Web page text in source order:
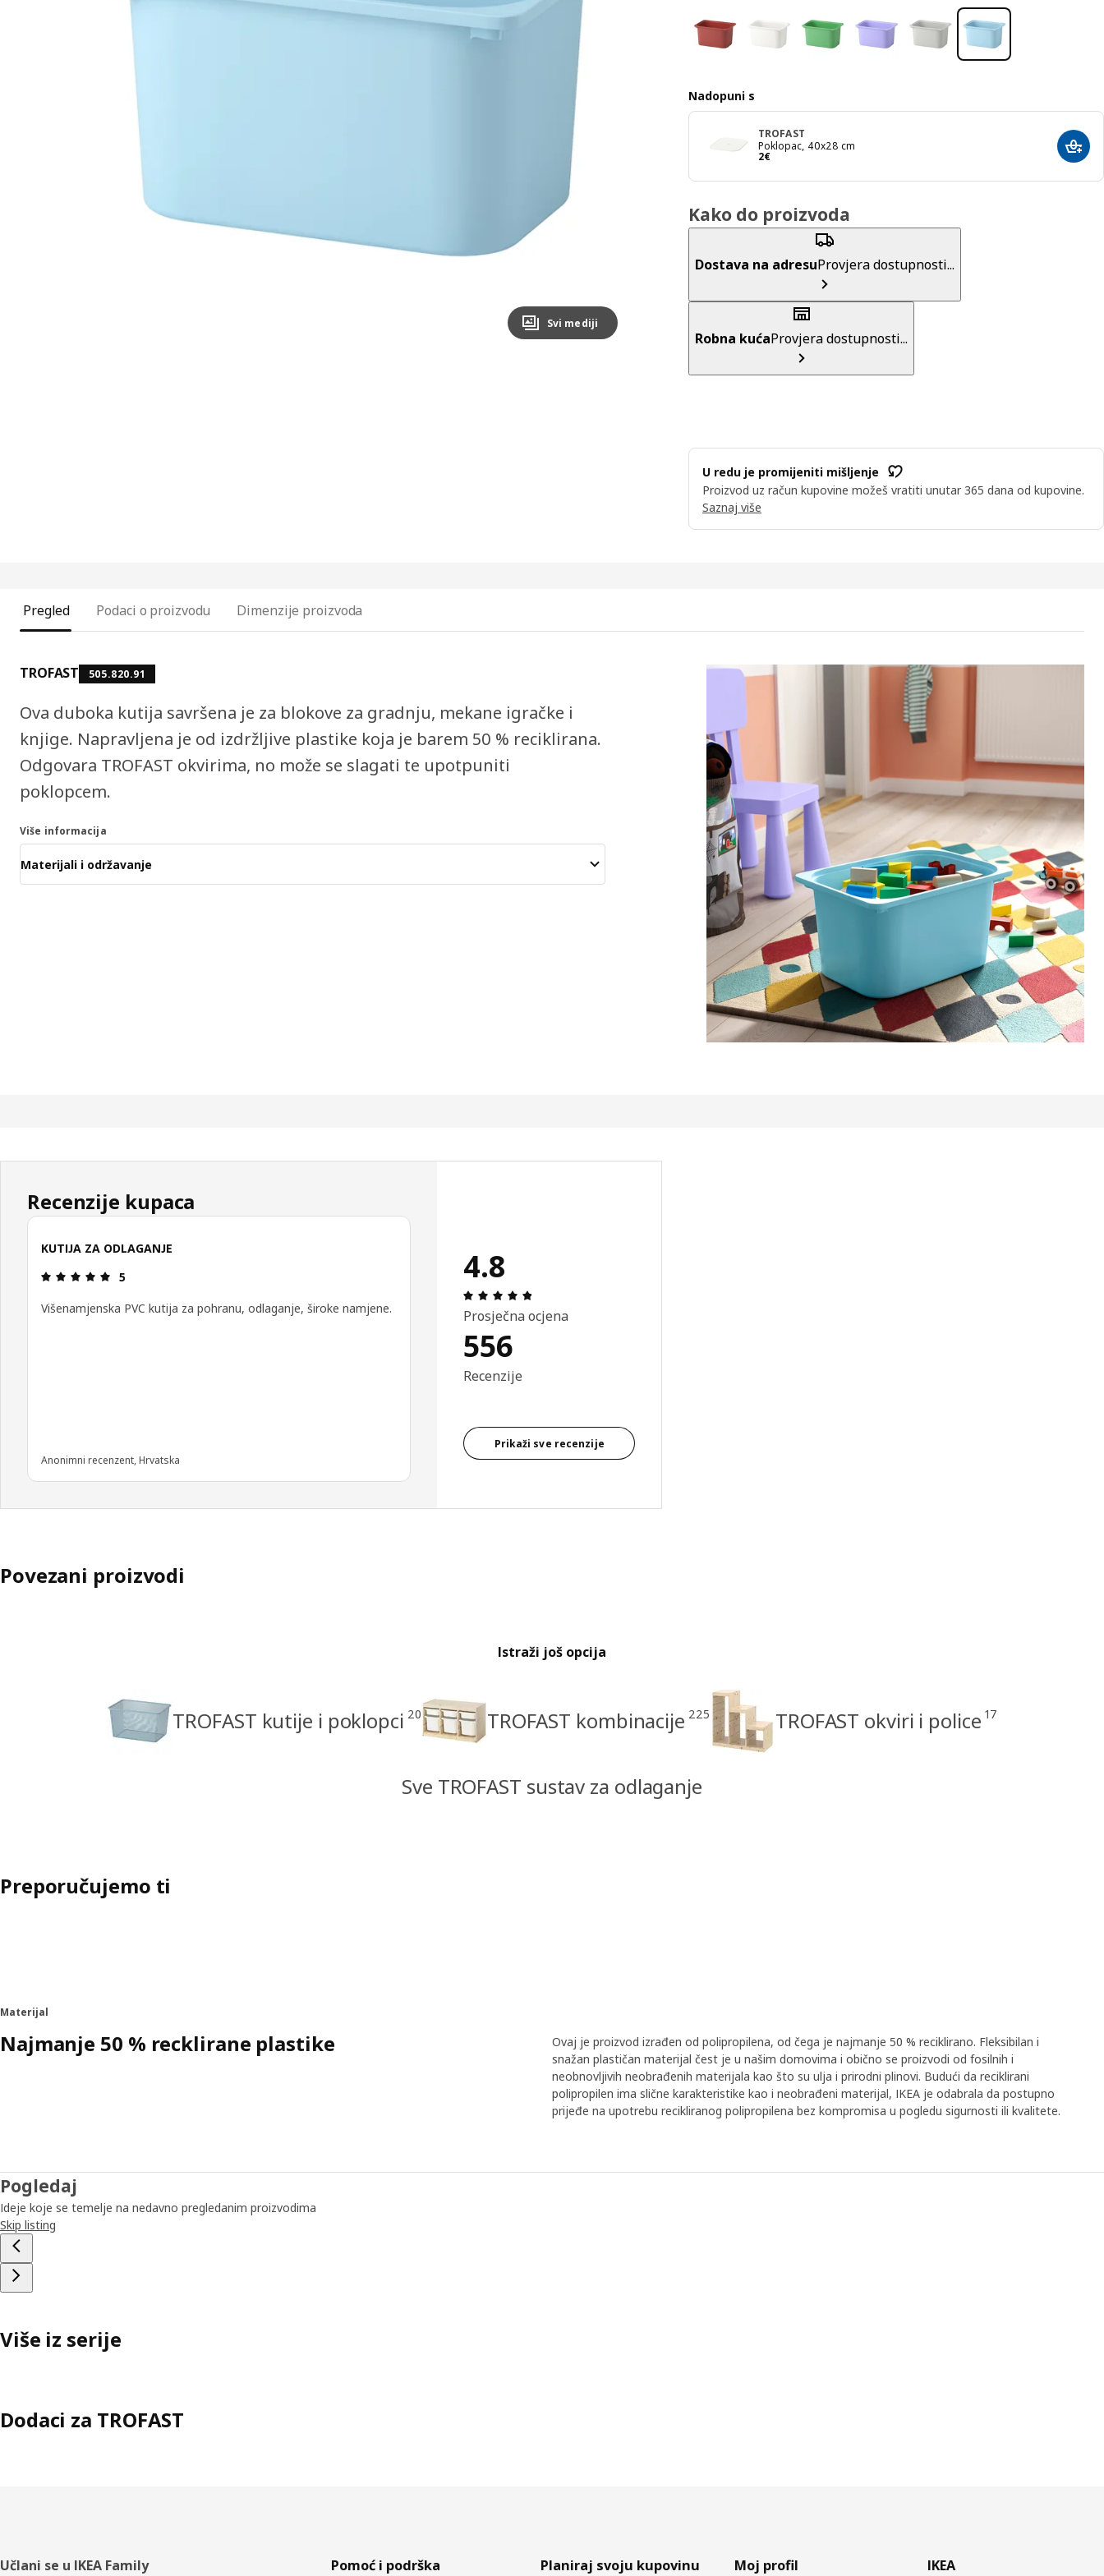
Svi mediji
Nadopuni s
TROFAST
Poklopac, 40x28 cm
2€
Cijena 2€
Kako do proizvoda
Dostava na adresuProvjera dostupnosti...
Robna kućaProvjera dostupnosti...
U redu je promijeniti mišljenje
Proizvod uz račun kupovine možeš vratiti unutar 365 dana od kupovine.
Saznaj više
Pregled Podaci o proizvodu Dimenzije proizvoda
TROFAST 505.820.91
Ova duboka kutija savršena je za blokove za gradnju, mekane igračke i
knjige. Napravljena je od izdržljive plastike koja je barem 50 % reciklirana.
Odgovara TROFAST okvirima, no može se slagati te upotpuniti
poklopcem.
Više informacija
Materijali i održavanje
Recenzije kupaca
KUTIJA ZA ODLAGANJE
Ocjena i recenzija: 5 od 5 zvjezdica.
5
Višenamjenska PVC kutija za pohranu, odlaganje, široke namjene.
Anonimni recenzent, Hrvatska
4.8
Prosječna ocjena
556
Recenzije
Prikaži sve recenzije
Povezani proizvodi
Istraži još opcija
TROFAST kutije i poklopci 20 TROFAST kombinacije 225 TROFAST okviri i police 17
Sve TROFAST sustav za odlaganje
Preporučujemo ti
Materijal
Najmanje 50 % recklirane plastike
Ovaj je proizvod izrađen od polipropilena, od čega je najmanje 50 % reciklirano. Fleksibilan i
snažan plastičan materijal čest je u našim domovima i obično se proizvodi od fosilnih i
neobnovljivih neobrađenih materijala kao što su ulja i prirodni plinovi. Budući da reciklirani
polipropilen ima slične karakteristike kao i neobrađeni materijal, IKEA je odabrala da postupno
prijeđe na upotrebu recikliranog polipropilena bez kompromisa u pogledu sigurnosti ili kvalitete.
Pogledaj
Ideje koje se temelje na nedavno pregledanim proizvodima
Skip listing
Više iz serije
Dodaci za TROFAST
Podnožje
Učlani se u IKEA Family Pomoć i podrška Planiraj svoju kupovinu Moj profil IKEA